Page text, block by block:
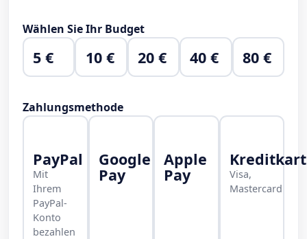
Wählen Sie Ihr Budget
5 € 10 € 20 € 40 € 80 €
Zahlungsmethode
PayPal
Mit
Ihrem
PayPal-
Konto
bezahlen
Google
Pay
Apple
Pay
Visa,
Mastercard